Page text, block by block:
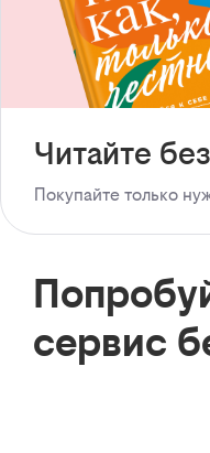
Читайте
Покупайте только
сервис